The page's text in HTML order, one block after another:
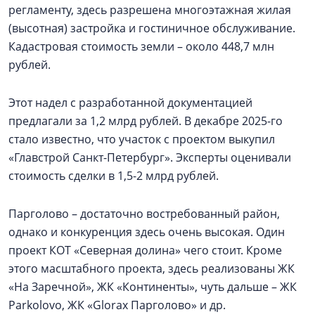
регламенту, здесь разрешена многоэтажная жилая
(высотная) застройка и гостиничное обслуживание.
Кадастровая стоимость земли – около 448,7 млн
рублей.
Этот надел с разработанной документацией
предлагали за 1,2 млрд рублей. В декабре 2025-го
стало известно, что участок с проектом выкупил
«Главстрой Санкт-Петербург». Эксперты оценивали
стоимость сделки в 1,5-2 млрд рублей.
Парголово – достаточно востребованный район,
однако и конкуренция здесь очень высокая. Один
проект КОТ «Северная долина» чего стоит. Кроме
этого масштабного проекта, здесь реализованы ЖК
«На Заречной», ЖК «Континенты», чуть дальше – ЖК
Parkolovо, ЖК «Glorax Парголово» и др.